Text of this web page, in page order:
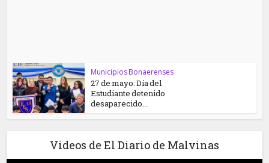
Municipios Bonaerenses
27 de mayo: Día del
Estudiante detenido
desaparecido...
Videos de El Diario de Malvinas